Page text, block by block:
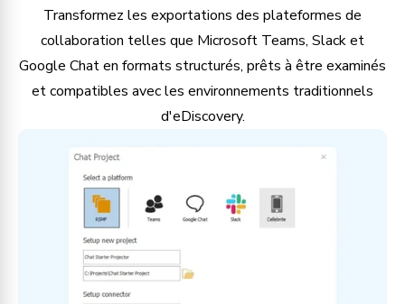
Transformez les exportations des plateformes de
collaboration telles que Microsoft Teams, Slack et
Google Chat en formats structurés, prêts à être examinés
et compatibles avec les environnements traditionnels
d'eDiscovery.